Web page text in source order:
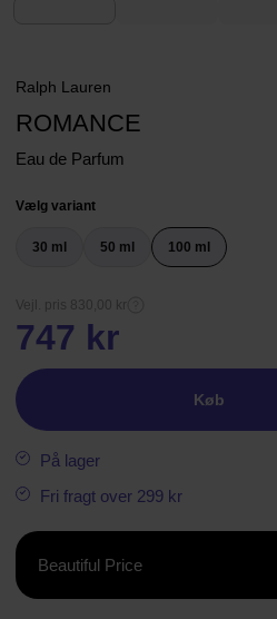
Ralph Lauren
ROMANCE
Eau de Parfum
Vælg variant
30 ml 50 ml 100 ml
Vejl. pris 830,00 kr
747 kr
Køb
På lager
Fri fragt over 299 kr
Beautiful Price